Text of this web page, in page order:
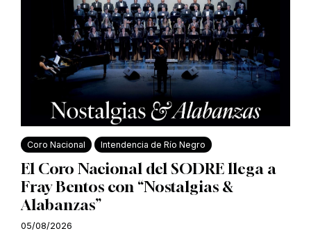
Coro Nacional Intendencia de Río Negro
El Coro Nacional del SODRE llega a
Fray Bentos con “Nostalgias &
Alabanzas”
05/08/2026